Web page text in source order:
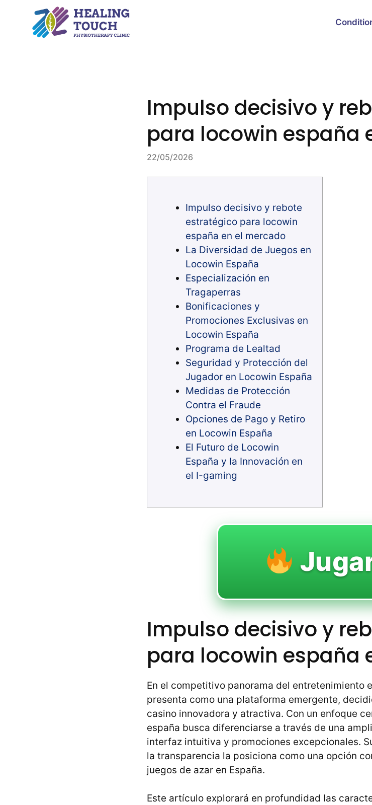
content
Impulso decisivo y
para locowin españa
22/05/2026
Impulso decisivo y rebote
estratégico para locowin
españa en el mercado
La Diversidad de Juegos en
Locowin España
Especialización en
Tragaperras
Bonificaciones y
Promociones Exclusivas en
Locowin España
Programa de Lealtad
Seguridad y Protección del
Jugador en Locowin España
Medidas de Protección
Contra el Fraude
Opciones de Pago y Retiro
en Locowin España
El Futuro de Locowin
España y la Innovación en
el I-gaming
Impulso decisivo y
para locowin españa
En el competitivo panorama del entretenimiento
presenta como una plataforma emergente,
casino innovadora y atractiva. Con un enfoque
españa busca diferenciarse a través de una
interfaz intuitiva y promociones excepcionales.
la transparencia la posiciona como una opción
juegos de azar en España.
Este artículo explorará en profundidad las